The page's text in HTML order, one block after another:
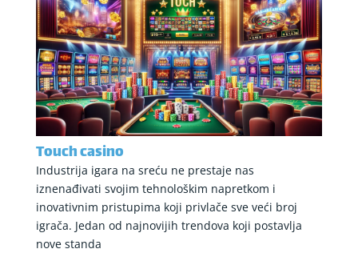
Touch casino
Industrija igara na sreću ne prestaje nas
iznenađivati svojim tehnološkim napretkom i
inovativnim pristupima koji privlače sve veći broj
igrača. Jedan od najnovijih trendova koji postavlja
nove standa